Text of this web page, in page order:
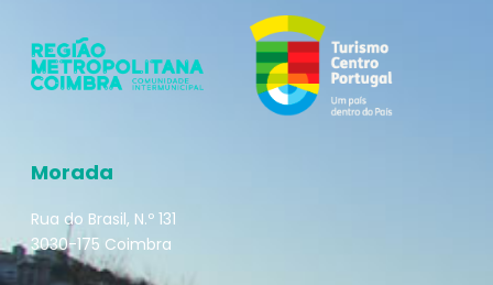
Morada
Rua do Brasil, N.º 131
3030-175 Coimbra